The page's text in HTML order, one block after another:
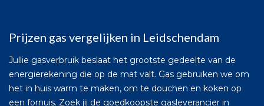
Prijzen gas vergelijken in Leidschendam
Jullie gasverbruik beslaat het grootste gedeelte van de
energierekening die op de mat valt. Gas gebruiken we om
het in huis warm te maken, om te douchen en koken op
een fornuis. Zoek jij de goedkoopste gasleverancier in